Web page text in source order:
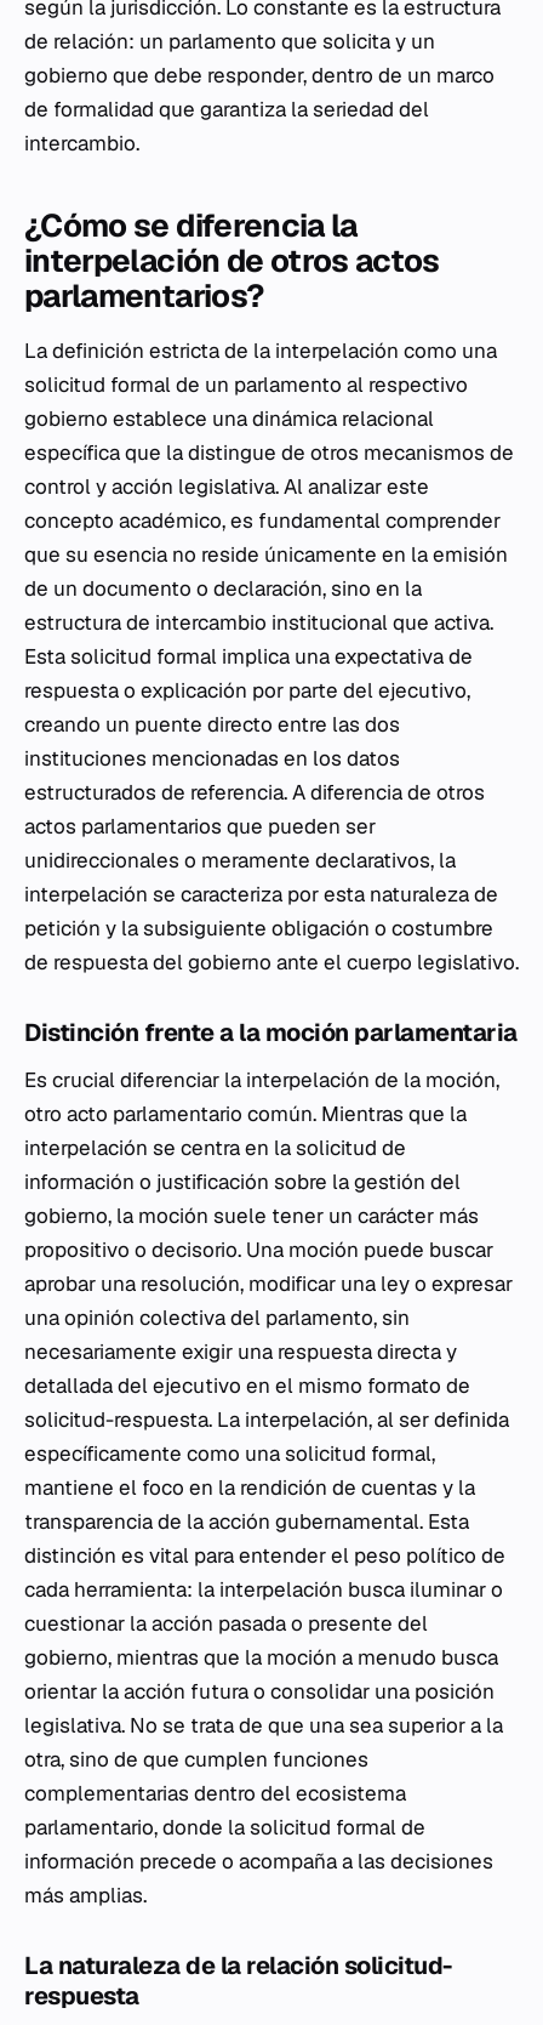
según la jurisdicción. Lo constante es la estructura
de relación: un parlamento que solicita y un
gobierno que debe responder, dentro de un marco
de formalidad que garantiza la seriedad del
intercambio.
¿Cómo se diferencia la
interpelación de otros actos
parlamentarios?
La definición estricta de la interpelación como una
solicitud formal de un parlamento al respectivo
gobierno establece una dinámica relacional
específica que la distingue de otros mecanismos de
control y acción legislativa. Al analizar este
concepto académico, es fundamental comprender
que su esencia no reside únicamente en la emisión
de un documento o declaración, sino en la
estructura de intercambio institucional que activa.
Esta solicitud formal implica una expectativa de
respuesta o explicación por parte del ejecutivo,
creando un puente directo entre las dos
instituciones mencionadas en los datos
estructurados de referencia. A diferencia de otros
actos parlamentarios que pueden ser
unidireccionales o meramente declarativos, la
interpelación se caracteriza por esta naturaleza de
petición y la subsiguiente obligación o costumbre
de respuesta del gobierno ante el cuerpo legislativo.
Distinción frente a la moción parlamentaria
Es crucial diferenciar la interpelación de la moción,
otro acto parlamentario común. Mientras que la
interpelación se centra en la solicitud de
información o justificación sobre la gestión del
gobierno, la moción suele tener un carácter más
propositivo o decisorio. Una moción puede buscar
aprobar una resolución, modificar una ley o expresar
una opinión colectiva del parlamento, sin
necesariamente exigir una respuesta directa y
detallada del ejecutivo en el mismo formato de
solicitud-respuesta. La interpelación, al ser definida
específicamente como una solicitud formal,
mantiene el foco en la rendición de cuentas y la
transparencia de la acción gubernamental. Esta
distinción es vital para entender el peso político de
cada herramienta: la interpelación busca iluminar o
cuestionar la acción pasada o presente del
gobierno, mientras que la moción a menudo busca
orientar la acción futura o consolidar una posición
legislativa. No se trata de que una sea superior a la
otra, sino de que cumplen funciones
complementarias dentro del ecosistema
parlamentario, donde la solicitud formal de
información precede o acompaña a las decisiones
más amplias.
La naturaleza de la relación solicitud-
respuesta